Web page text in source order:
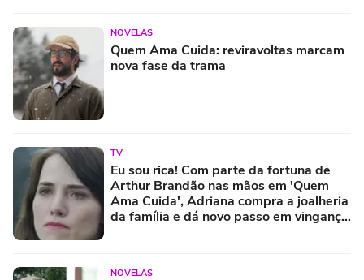
NOVELAS
Quem Ama Cuida: reviravoltas marcam
nova fase da trama
TV
Eu sou rica! Com parte da fortuna de
Arthur Brandão nas mãos em 'Quem
Ama Cuida', Adriana compra a joalheria
da família e dá novo passo em vingança
NOVELAS